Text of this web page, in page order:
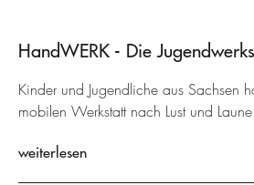
HandWERK - Die
Kinder und Jugendliche aus Sachsen
mobilen Werkstatt nach Lust und Laune.
weiterlesen